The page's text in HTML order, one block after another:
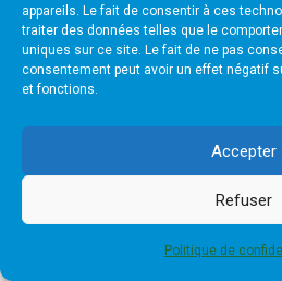
appareils. Le fait de consentir à ces
traiter des données telles que le
uniques sur ce site. Le fait de ne pas
consentement peut avoir un effet négatif
et fonctions.
Accepter
Refuser
Politique de